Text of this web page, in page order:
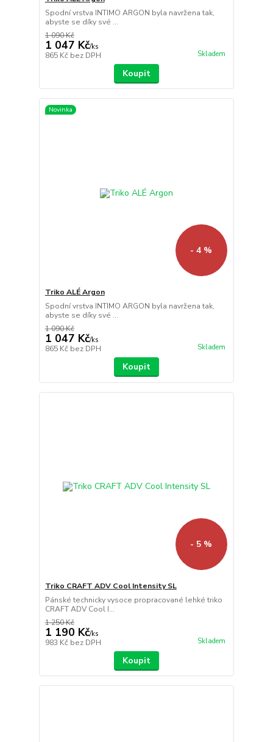
Spodní vrstva INTIMO ARGON byla navržena tak,
abyste se díky své ...
1 090 Kč
1 047 Kč/ks
865 Kč bez DPH Skladem
Koupit
Novinka
- 4 %
Triko ALÉ Argon
Spodní vrstva INTIMO ARGON byla navržena tak,
abyste se díky své ...
1 090 Kč
1 047 Kč/ks
865 Kč bez DPH Skladem
Koupit
- 5 %
Triko CRAFT ADV Cool Intensity SL
Pánské technicky vysoce propracované lehké triko
CRAFT ADV Cool I...
1 250 Kč
1 190 Kč/ks
983 Kč bez DPH Skladem
Koupit